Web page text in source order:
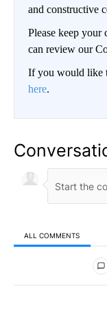
and constructive
Please keep your
can review our
If you would like
here.
ALL COMMENTS
All Comments